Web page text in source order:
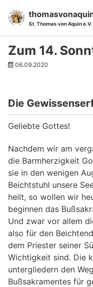
St. Thomas von Aquin e.V.
Zum 14.
06.09.2020
Die
Geliebte Gottes!
Nachdem wir am
die Barmherzigkeit
sie in den wenigen
Beichtstuhl unsere
heilt, so wollen wir
beginnen das
Und zwar vor allem
also für den
dem Priester seiner
Wichtigkeit sind. Die
untergliedern den
Bußsakramentes für